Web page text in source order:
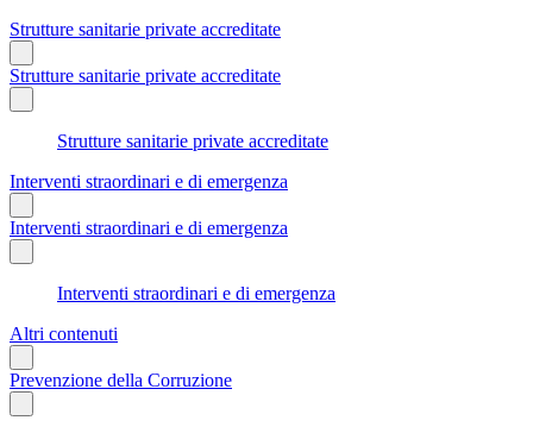
Strutture sanitarie private accreditate
Strutture sanitarie private accreditate
Strutture sanitarie private accreditate
Interventi straordinari e di emergenza
Interventi straordinari e di emergenza
Interventi straordinari e di emergenza
Altri contenuti
Prevenzione della Corruzione